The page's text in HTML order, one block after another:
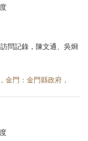
問記錄，陳文通、吳烱
金門：金門縣政府，